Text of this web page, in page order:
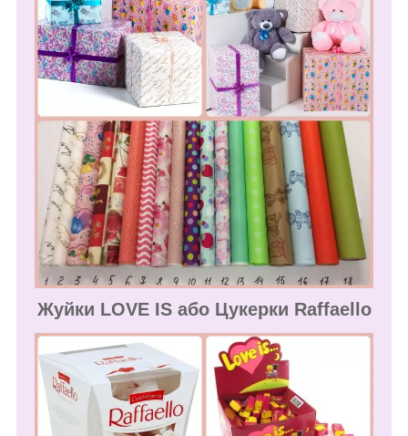
Жуйки LOVE IS або Цукерки Raffaello